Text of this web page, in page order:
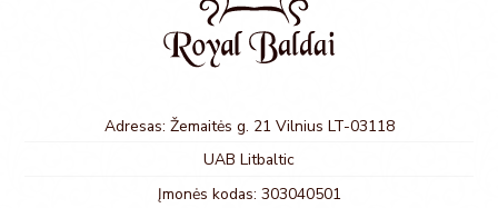
Adresas: Žemaitės g. 21 Vilnius LT-03118
UAB Litbaltic
Įmonės kodas: 303040501